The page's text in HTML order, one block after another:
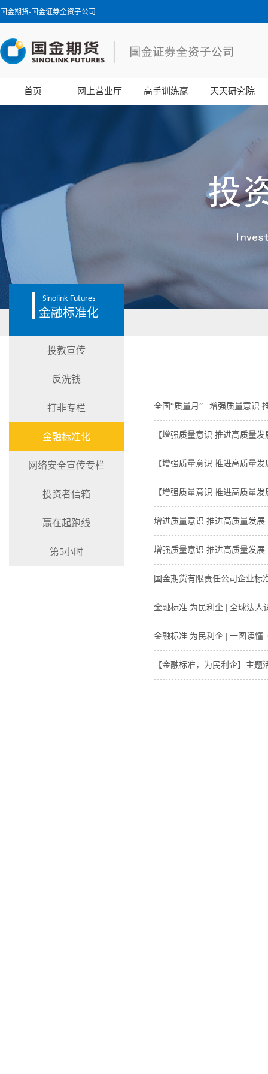
国金期货-国金证券全资子公司
首页 网上营业厅 高手训练赢 天天研究院
Sinolink Futures
金融标准化
投教宣传
反洗钱
打非专栏
金融标准化
网络安全宣传专栏
投资者信箱
赢在起跑线
第5小时
全国“质量月” | 增强质量意识
【增强质量意识 推进高质量
【增强质量意识 推进高质量
【增强质量意识 推进高质量
增进质量意识 推进高质量发
增强质量意识 推进高质量发
国金期货有限责任公司企业标
金融标准 为民利企 | 全球法人
金融标准 为民利企 | 一图读懂
【金融标准，为民利企】主题